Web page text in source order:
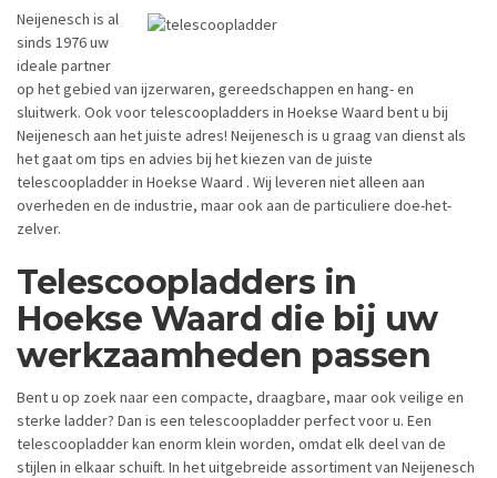
Neijenesch is al
sinds 1976 uw
ideale partner
op het gebied van ijzerwaren, gereedschappen en hang- en
sluitwerk. Ook voor telescoopladders in Hoekse Waard bent u bij
Neijenesch aan het juiste adres! Neijenesch is u graag van dienst als
het gaat om tips en advies bij het kiezen van de juiste
telescoopladder in Hoekse Waard . Wij leveren niet alleen aan
overheden en de industrie, maar ook aan de particuliere doe-het-
zelver.
Telescoopladders in
Hoekse Waard die bij uw
werkzaamheden passen
Bent u op zoek naar een compacte, draagbare, maar ook veilige en
sterke ladder? Dan is een telescoopladder perfect voor u. Een
telescoopladder kan enorm klein worden, omdat elk deel van de
stijlen in elkaar schuift. In het uitgebreide assortiment van Neijenesch